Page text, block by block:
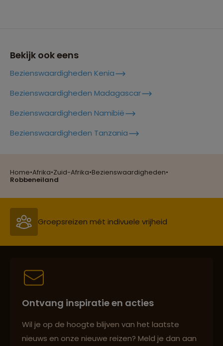
Home•Afrika•Zuid-Afrika•Bezienswaardigheden•
Robbeneiland
Krugerpark
nationaal park
Bekijk ook eens
Bezienswaardigheden Kenia
Bezienswaardigheden Madagascar
Bezienswaardigheden Namibië
Bezienswaardigheden Tanzania
Groepsreizen mét indivuele vrijheid
Persoonlijk en deskundig reisadvies
Best beoordeelde reisroutes
Ontvang inspiratie en acties
Wil je op de hoogte blijven van het laatste
nieuws en onze nieuwe reizen? Meld je dan aan